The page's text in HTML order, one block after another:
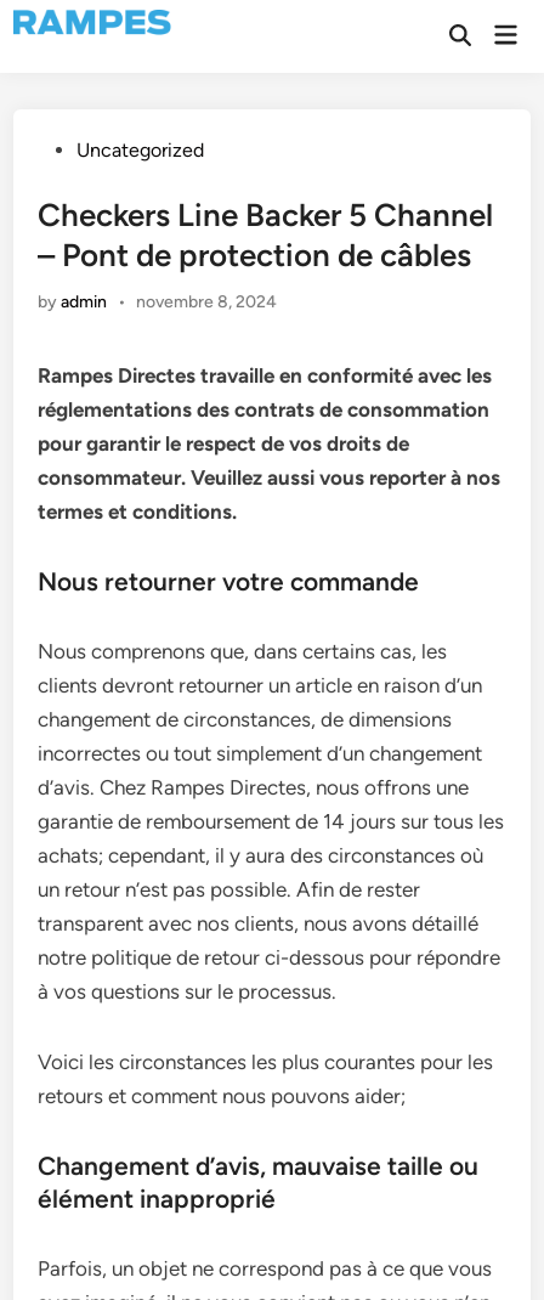
Skip
to
Open
PostedUncategorized
Checkers Line Backer 5 Channel
– Pont de protection de câbles
byadmin • novembre 8, 2024
Rampes Directes travaille en conformité avec les
réglementations des contrats de consommation
pour garantir le respect de vos droits de
consommateur. Veuillez aussi vous reporter à nos
termes et conditions.
Nous retourner votre commande
Nous comprenons que, dans certains cas, les
clients devront retourner un article en raison d’un
changement de circonstances, de dimensions
incorrectes ou tout simplement d’un changement
d’avis. Chez Rampes Directes, nous offrons une
garantie de remboursement de 14 jours sur tous les
achats; cependant, il y aura des circonstances où
un retour n’est pas possible. Afin de rester
transparent avec nos clients, nous avons détaillé
notre politique de retour ci-dessous pour répondre
à vos questions sur le processus.
Voici les circonstances les plus courantes pour les
retours et comment nous pouvons aider;
Changement d’avis, mauvaise taille ou
élément inapproprié
Parfois, un objet ne correspond pas à ce que vous